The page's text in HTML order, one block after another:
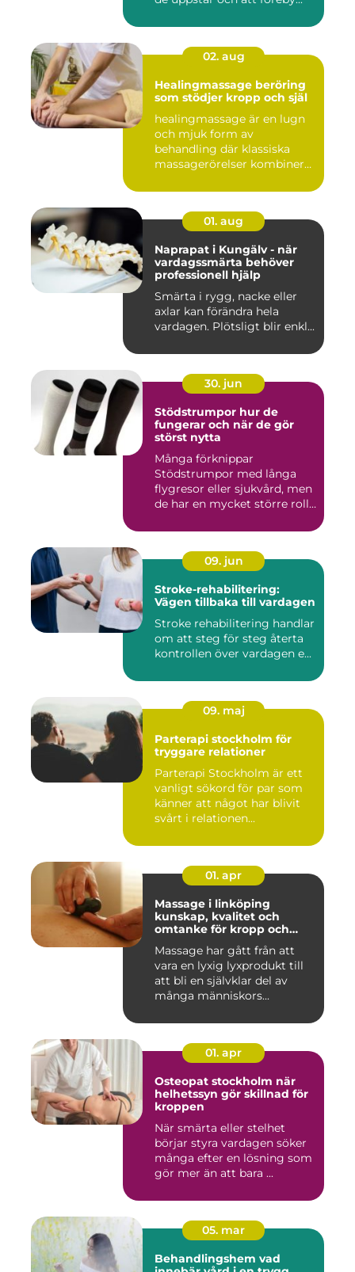
02. aug
Healingmassage beröring
som stödjer kropp och själ
healingmassage är en lugn
och mjuk form av
behandling där klassiska
massagerörelser kombineras
01. aug
Naprapat i Kungälv - när
vardagssmärta behöver
professionell hjälp
Smärta i rygg, nacke eller
axlar kan förändra hela
vardagen. Plötsligt blir enkl...
30. jun
Stödstrumpor hur de
fungerar och när de gör
störst nytta
Många förknippar
Stödstrumpor med långa
flygresor eller sjukvård, men
de har en mycket större roll
09. jun
Stroke-rehabilitering:
Vägen tillbaka till vardagen
Stroke rehabilitering handlar
om att steg för steg återta
kontrollen över vardagen e...
09. maj
Parterapi stockholm för
tryggare relationer
Parterapi Stockholm är ett
vanligt sökord för par som
känner att något har blivit
svårt i relationen...
01. apr
Massage i linköping
kunskap, kvalitet och
omtanke för kropp och
Massage har gått från att
vara en lyxig lyxprodukt till
att bli en självklar del av
många människors...
01. apr
Osteopat stockholm när
helhetssyn gör skillnad för
kroppen
När smärta eller stelhet
börjar styra vardagen söker
många efter en lösning som
gör mer än att bara ...
05. mar
Behandlingshem vad